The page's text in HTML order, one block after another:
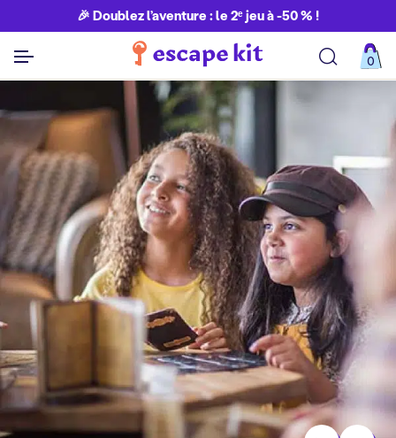
🎉 Doublez l’aventure : le 2ᵉ jeu à -50 % !
0
Découvrir toutes nos aventures